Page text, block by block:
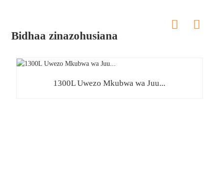
Bidhaa zinazohusiana
1300L Uwezo Mkubwa wa Juu...